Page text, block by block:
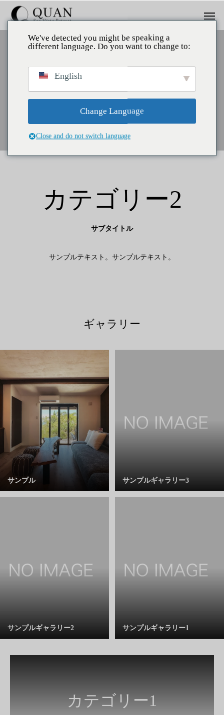
キャッチフレーズ
カテゴリー2
サブタイトル
サンプルテキスト。サンプルテキスト。
ギャラリー
サンプル サンプルギャラリー3
サンプルギャラリー2 サンプルギャラリー1
カテゴリー1
We've detected you might be speaking a
different language. Do you want to change to:
English
Change Language
Close and do not switch language